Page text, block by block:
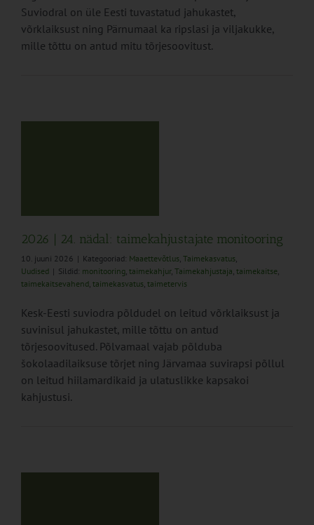
Suviodral on üle Eesti tuvastatud jahukastet,
võrklaiksust ning Pärnumaal ka ripslasi ja viljakukke,
mille tõttu on antud mitu tõrjesoovitust.
2026 | 24. nädal: taimekahjustajate monitooring
10. juuni 2026 | Kategooriad: Maaettevõtlus, Taimekasvatus,
Uudised | Sildid: monitooring, taimekahjur, Taimekahjustaja, taimekaitse,
taimekaitsevahend, taimekasvatus, taimetervis
Kesk-Eesti suviodra põldudel on leitud võrklaiksust ja
suvinisul jahukastet, mille tõttu on antud
tõrjesoovitused. Põlvamaal vajab põlduba
šokolaadilaiksuse tõrjet ning Järvamaa suvirapsi põllul
on leitud hiilamardikaid ja ulatuslikke kapsakoi
kahjustusi.